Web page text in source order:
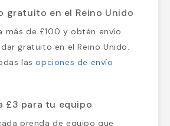
gratuito en el Reino Unido
más de £100 y obtén envío
gratuito en el Reino Unido.
lasopciones de envío
£3 para tu equipo
prenda de equipo que